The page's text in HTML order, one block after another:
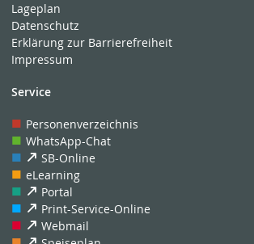
Lageplan
Datenschutz
Erklärung zur Barrierefreiheit
Impressum
Service
Personenverzeichnis
WhatsApp-Chat
SB-Online
eLearning
Portal
Print-Service-Online
Webmail